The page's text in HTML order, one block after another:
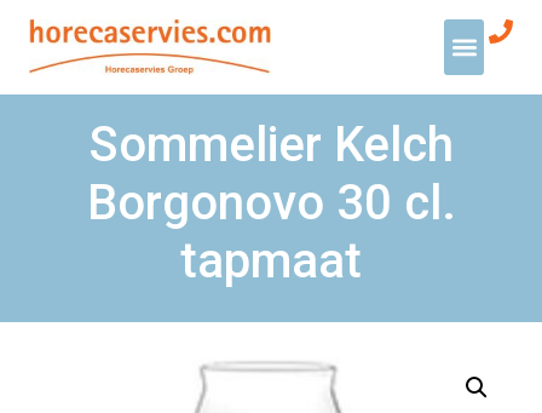
Sommelier Kelch
Borgonovo 30 cl.
tapmaat